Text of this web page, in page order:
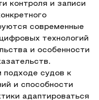
контроля и записи
современные
технологий
и особенности
подходе судов к
и способности
адаптироваться